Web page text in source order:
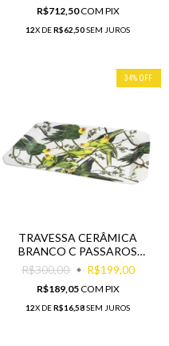
R$712,50COM PIX
12X DER$62,50SEM JUROS
34% OFF
TRAVESSA CERÂMICA
BRANCO C PASSAROS
COLORIDOS
R$300,00 R$199,00
R$189,05COM PIX
12X DER$16,58SEM JUROS